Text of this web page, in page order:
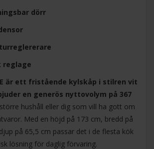
dörr
reglage
är ett fristående kylskåp i stilren vit
en generös nyttovolym på 367
hushåll eller dig som vill ha gott om
Med en höjd på 173 cm, bredd på
på 65,5 cm passar det i de flesta kök
lösning för daglig förvaring.